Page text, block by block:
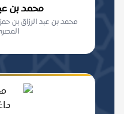
محمد بن
محمد بن عبد الرزاق بن